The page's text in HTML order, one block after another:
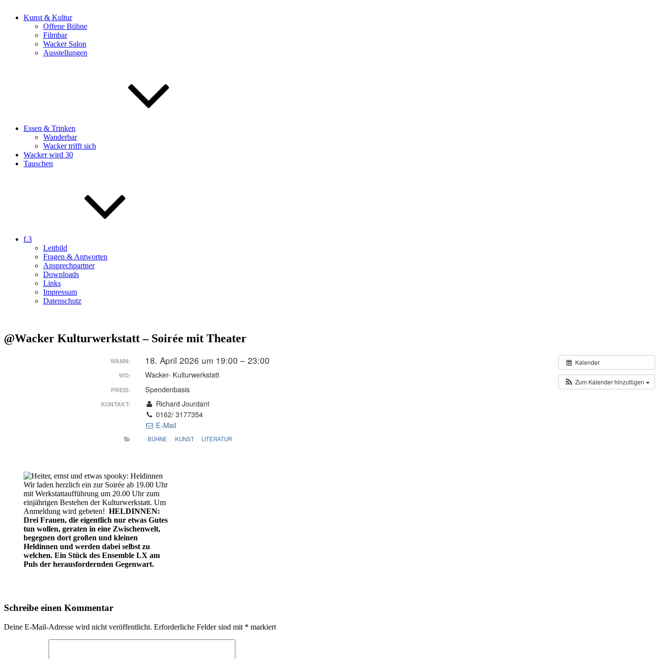
Kunst & Kultur
Offene Bühne
Filmbar
Wacker Salon
Ausstellungen
Essen & Trinken
Wanderbar
Wacker trifft sich
Wacker wird 30
Tauschen
f.3
Leitbild
Fragen & Antworten
Ansprechpartner
Downloads
Links
Impressum
Datenschutz
@Wacker Kulturwerkstatt – Soirée mit Theater
Kalender
Zum Kalender hinzufügen
WANN: 18. April 2026 um 19:00 – 23:00
WO: Wacker- Kulturwerkstatt
PREIS: Spendenbasis
KONTAKT:
Richard Jourdant
0162/ 3177354
E-Mail
BÜHNE KUNST LITERATUR
Wir laden herzlich ein zur Soirée ab 19.00 Uhr
mit Werkstattaufführung um 20.00 Uhr zum
einjährigen Bestehen der Kulturwerkstatt. Um
Anmeldung wird gebeten! HELDINNEN:
Drei Frauen, die eigentlich nur etwas Gutes
tun wollen, geraten in eine Zwischenwelt,
begegnen dort großen und kleinen
Heldinnen und werden dabei selbst zu
welchen. Ein Stück des Ensemble LX am
Puls der herausfordernden Gegenwart.
Schreibe einen Kommentar
Deine E-Mail-Adresse wird nicht veröffentlicht. Erforderliche Felder sind mit * markiert